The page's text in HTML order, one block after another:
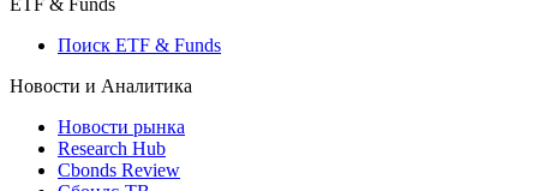
Виджет: Карта процентных ставок
ETF & Funds
Поиск ETF & Funds
Новости и Аналитика